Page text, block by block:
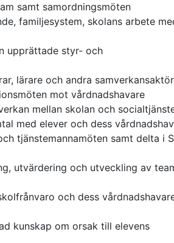
samt samordningsmöten
familjesystem, skolans arbete
upprättade styr- och
lärare och andra
mot vårdnadshavare
mellan skolan och
med elever och dess
tjänstemannamöten samt delta i
utvärdering och utveckling av
och dess
kunskap om orsak till elevens